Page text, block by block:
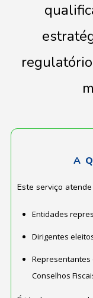
A
Este serviço
Entidades
Dirigentes
Representantes
Conselhos